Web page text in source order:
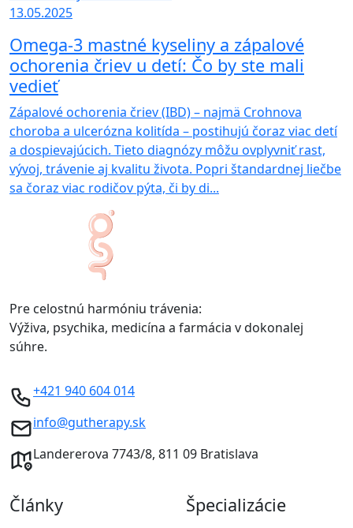
13.05.2025
Omega-3 mastné kyseliny a zápalové
ochorenia čriev u detí: Čo by ste mali
vedieť
Zápalové ochorenia čriev (IBD) – najmä Crohnova
choroba a ulcerózna kolitída – postihujú čoraz viac detí
a dospievajúcich. Tieto diagnózy môžu ovplyvniť rast,
vývoj, trávenie aj kvalitu života. Popri štandardnej liečbe
sa čoraz viac rodičov pýta, či by di...
Pre celostnú harmóniu trávenia:
Výživa, psychika, medicína a farmácia v dokonalej
súhre.
+421 940 604 014
info@gutherapy.sk
Landererova 7743/8, 811 09 Bratislava
Články Špecializácie